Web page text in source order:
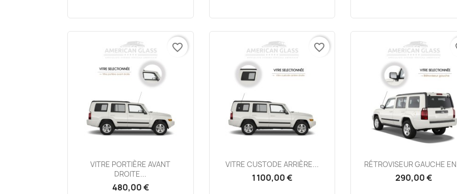
Aperçu rapide
VITRE PORTIÈRE AVANT
DROITE...
480,00 €
favorite_border
Aperçu rapide
VITRE CUSTODE ARRIÈRE...
1 100,00 €
favorite_border
Aperçu rapide
RÉTROVISEUR GAUCHE
290,00 €